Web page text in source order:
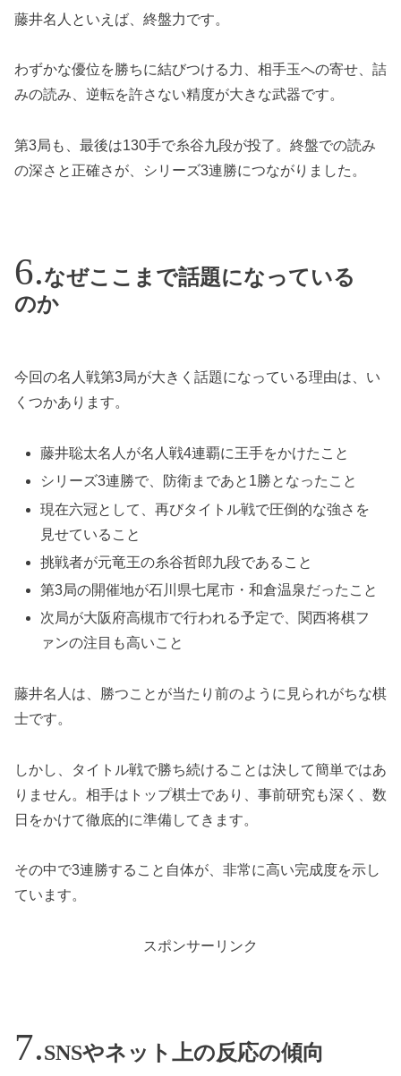
藤井名人といえば、終盤力です。
わずかな優位を勝ちに結びつける力、相手玉への寄せ、詰
みの読み、逆転を許さない精度が大きな武器です。
第3局も、最後は130手で糸谷九段が投了。終盤での読み
の深さと正確さが、シリーズ3連勝につながりました。
なぜここまで話題になっている
のか
今回の名人戦第3局が大きく話題になっている理由は、い
くつかあります。
藤井聡太名人が名人戦4連覇に王手をかけたこと
シリーズ3連勝で、防衛まであと1勝となったこと
現在六冠として、再びタイトル戦で圧倒的な強さを
見せていること
挑戦者が元竜王の糸谷哲郎九段であること
第3局の開催地が石川県七尾市・和倉温泉だったこと
次局が大阪府高槻市で行われる予定で、関西将棋フ
ァンの注目も高いこと
藤井名人は、勝つことが当たり前のように見られがちな棋
士です。
しかし、タイトル戦で勝ち続けることは決して簡単ではあ
りません。相手はトップ棋士であり、事前研究も深く、数
日をかけて徹底的に準備してきます。
その中で3連勝すること自体が、非常に高い完成度を示し
ています。
スポンサーリンク
SNSやネット上の反応の傾向